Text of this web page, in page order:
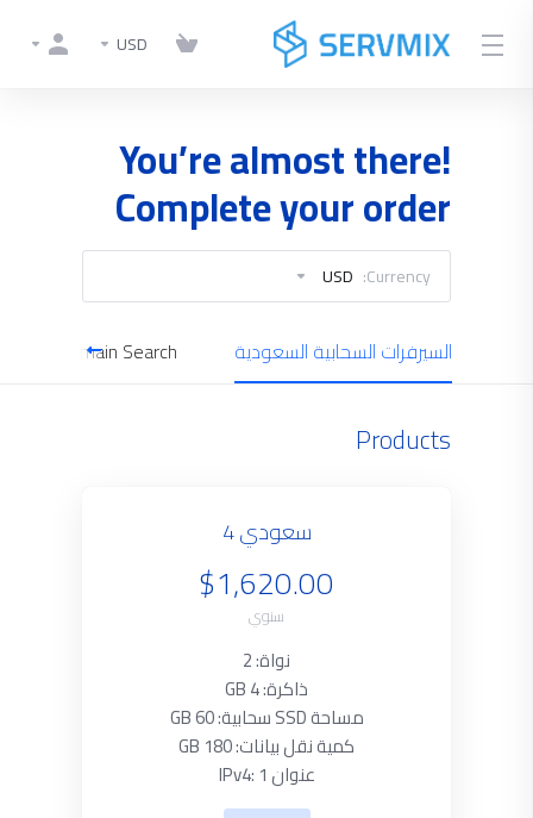
USD
You’re almost there!
Complete your order
Currency:
USD
السيرفرات السحابية السعودية Domain Search
Products
سعودي 4
$1,620.00
سنوي
نواة: 2
ذاكرة: 4 GB
مساحة SSD سحابية: 60 GB
كمية نقل بيانات: 180 GB
عنوان IPv4: 1